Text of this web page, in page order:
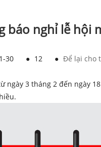
báo nghỉ lễ hội
30 ● 12 ● Để lại cho
3 tháng 2 đến ngày